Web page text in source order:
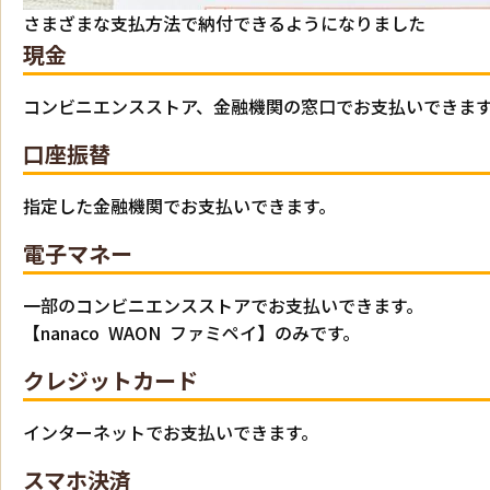
さまざまな支払方法で納付できるようになりました
現金
コンビニエンスストア、金融機関の窓口でお支払いできま
口座振替
指定した金融機関でお支払いできます。
電子マネー
一部のコンビニエンスストアでお支払いできます。
【nanaco WAON ファミペイ】のみです。
クレジットカード
インターネットでお支払いできます。
スマホ決済